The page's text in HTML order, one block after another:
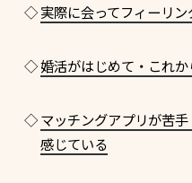
◇実際に会ってフィーリ
◇婚活がはじめて・これ
◇マッチングアプリが苦
感じている